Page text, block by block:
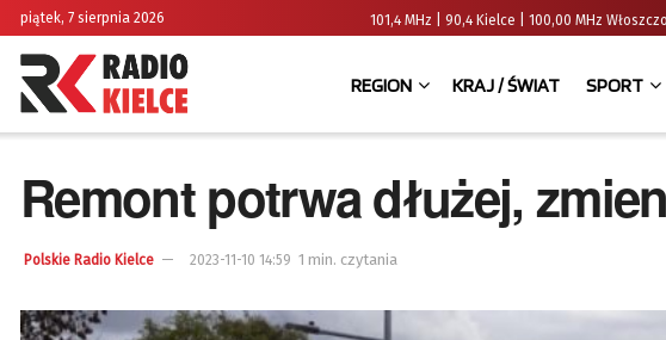
piątek, 7 sierpnia 2026 101,4 MHz | 90,4 Kielce | 100,00 MHz
REGION KRAJ / ŚWIAT SPORT
Remont potrwa dłużej,
Polskie Radio Kielce 2023-11-10 14:59 1 min. czytania